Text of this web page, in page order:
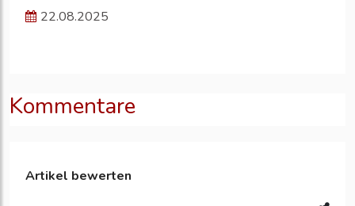
22.08.2025
Kommentare
Artikel bewerten